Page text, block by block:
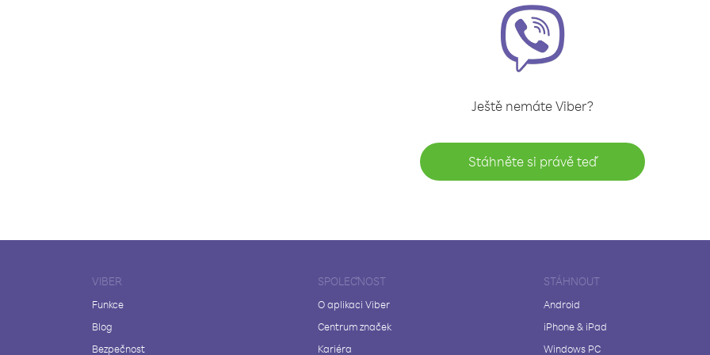
Ještě nemáte Viber?
Stáhněte si právě teď
VIBER
Funkce
Blog
Bezpečnost
SPOLEČNOST
O aplikaci Viber
Centrum značek
Kariéra
STÁHNOUT
Android
iPhone & iPad
Windows PC